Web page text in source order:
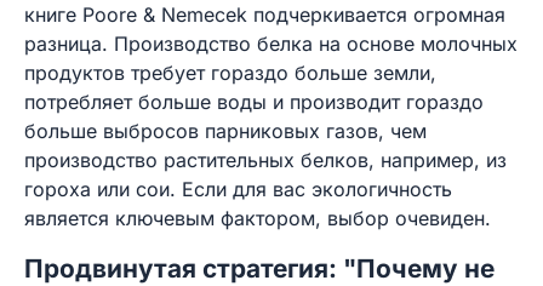
книге Poore & Nemecek подчеркивается огромная
разница. Производство белка на основе молочных
продуктов требует гораздо больше земли,
потребляет больше воды и производит гораздо
больше выбросов парниковых газов, чем
производство растительных белков, например, из
гороха или сои. Если для вас экологичность
является ключевым фактором, выбор очевиден.
Продвинутая стратегия: "Почему не